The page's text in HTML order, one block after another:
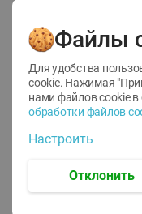
12
1.05 руб./
руб./шт
Корм влаж. для кош. с
Файлы
Для удобства
cookie. Нажимая
нами файлов cookie в
обработки файлов
Настроить
Отклонить